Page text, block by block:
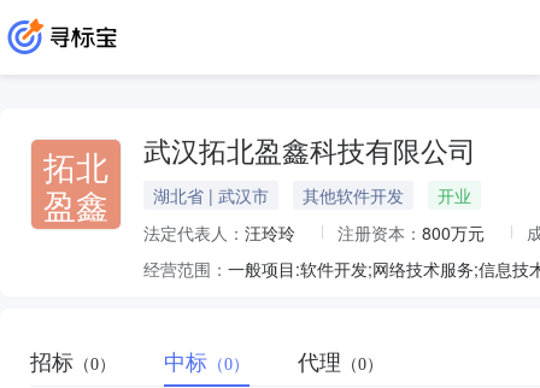
拓北
盈鑫
武汉拓北盈鑫科技有限公司
湖北省 | 武汉市 其他软件开发
开业
法定代表人： 汪玲玲 注册资本： 800万元
经营范围：
招标 （0） 中标 （0） 代理 （0）